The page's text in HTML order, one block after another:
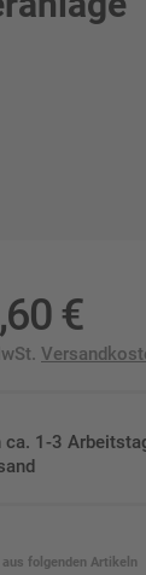
€
1-3
folgenden Artikeln